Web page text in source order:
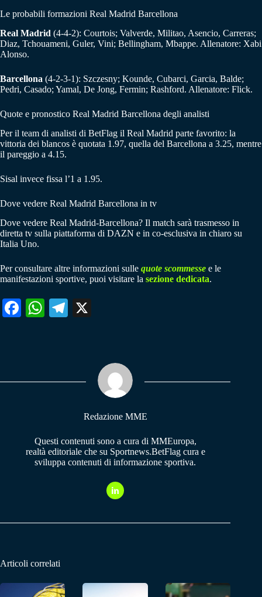
Le probabili formazioni Real Madrid Barcellona
Real Madrid (4-4-2): Courtois; Valverde, Militao, Asencio, Carreras;
Diaz, Tchouameni, Guler, Vini; Bellingham, Mbappe. Allenatore: Xabi
Alonso.
Barcellona (4-2-3-1): Szczesny; Kounde, Cubarci, Garcia, Balde;
Pedri, Casado; Yamal, De Jong, Fermin; Rashford. Allenatore: Flick.
Quote e pronostico Real Madrid Barcellona degli analisti
Per il team di analisti di BetFlag il Real Madrid parte favorito: la
vittoria dei blancos è quotata 1.97, quella del Barcellona a 3.25, mentre
il pareggio a 4.15.
Sisal invece fissa l’1 a 1.95.
Dove vedere Real Madrid Barcellona in tv
Dove vedere Real Madrid-Barcellona? Il match sarà trasmesso in
diretta tv sulla piattaforma di DAZN e in co-esclusiva in chiaro su
Italia Uno.
Per consultare altre informazioni sulle quote scommesse e le
manifestazioni sportive, puoi visitare la sezione dedicata.
Fa W
pp
Te
m
Redazione MME
Questi contenuti sono a cura di MMEuropa,
realtà editoriale che su Sportnews.BetFlag cura e
sviluppa contenuti di informazione sportiva.
Articoli correlati